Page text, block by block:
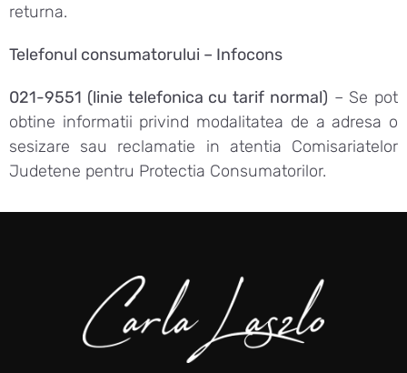
returna.
Telefonul consumatorului – Infocons
021-9551 (linie telefonica cu tarif normal) – Se pot
obtine informatii privind modalitatea de a adresa o
sesizare sau reclamatie in atentia Comisariatelor
Judetene pentru Protectia Consumatorilor.